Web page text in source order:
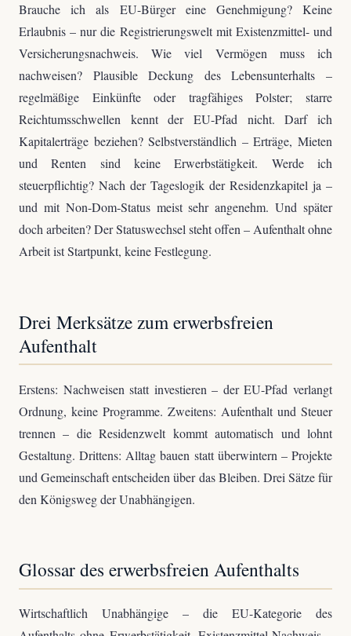
Brauche ich als EU-Bürger eine Genehmigung? Keine
Erlaubnis – nur die Registrierungswelt mit Existenzmittel- und
Versicherungsnachweis. Wie viel Vermögen muss ich
nachweisen? Plausible Deckung des Lebensunterhalts –
regelmäßige Einkünfte oder tragfähiges Polster; starre
Reichtumsschwellen kennt der EU-Pfad nicht. Darf ich
Kapitalerträge beziehen? Selbstverständlich – Erträge, Mieten
und Renten sind keine Erwerbstätigkeit. Werde ich
steuerpflichtig? Nach der Tageslogik der Residenzkapitel ja –
und mit Non-Dom-Status meist sehr angenehm. Und später
doch arbeiten? Der Statuswechsel steht offen – Aufenthalt ohne
Arbeit ist Startpunkt, keine Festlegung.
Drei Merksätze zum erwerbsfreien
Aufenthalt
Erstens: Nachweisen statt investieren – der EU-Pfad verlangt
Ordnung, keine Programme. Zweitens: Aufenthalt und Steuer
trennen – die Residenzwelt kommt automatisch und lohnt
Gestaltung. Drittens: Alltag bauen statt überwintern – Projekte
und Gemeinschaft entscheiden über das Bleiben. Drei Sätze für
den Königsweg der Unabhängigen.
Glossar des erwerbsfreien Aufenthalts
Wirtschaftlich Unabhängige – die EU-Kategorie des